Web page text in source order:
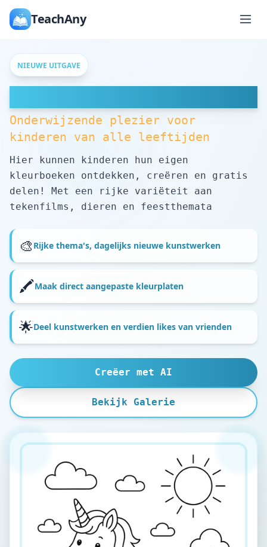
TeachAny
NIEUWE UITGAVE
Onderwijzende plezier voor
kinderen van alle leeftijden
Hier kunnen kinderen hun eigen
kleurboeken ontdekken, creëren en gratis
delen! Met een rijke variëteit aan
tekenfilms, dieren en feestthemata
🎨 Rijke thema's, dagelijks nieuwe kunstwerken
🖍️Maak direct aangepaste kleurplaten
🌟Deel kunstwerken en verdien likes van vrienden
Creëer met AI
Bekijk Galerie